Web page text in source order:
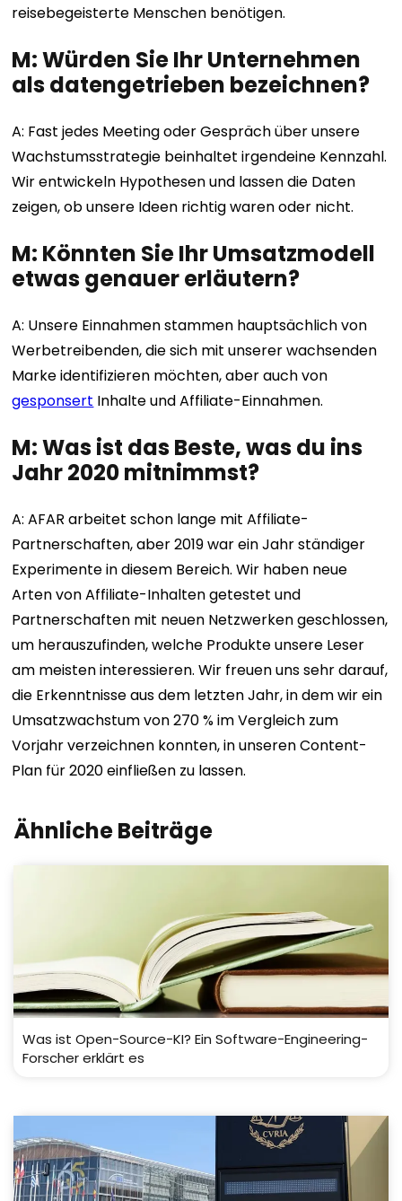
reisebegeisterte Menschen benötigen.
M: Würden Sie Ihr Unternehmen
als datengetrieben bezeichnen?
A: Fast jedes Meeting oder Gespräch über unsere
Wachstumsstrategie beinhaltet irgendeine Kennzahl.
Wir entwickeln Hypothesen und lassen die Daten
zeigen, ob unsere Ideen richtig waren oder nicht.
M: Könnten Sie Ihr Umsatzmodell
etwas genauer erläutern?
A: Unsere Einnahmen stammen hauptsächlich von
Werbetreibenden, die sich mit unserer wachsenden
Marke identifizieren möchten, aber auch von
gesponsert Inhalte und Affiliate-Einnahmen.
M: Was ist das Beste, was du ins
Jahr 2020 mitnimmst?
A: AFAR arbeitet schon lange mit Affiliate-
Partnerschaften, aber 2019 war ein Jahr ständiger
Experimente in diesem Bereich. Wir haben neue
Arten von Affiliate-Inhalten getestet und
Partnerschaften mit neuen Netzwerken geschlossen,
um herauszufinden, welche Produkte unsere Leser
am meisten interessieren. Wir freuen uns sehr darauf,
die Erkenntnisse aus dem letzten Jahr, in dem wir ein
Umsatzwachstum von 270 % im Vergleich zum
Vorjahr verzeichnen konnten, in unseren Content-
Plan für 2020 einfließen zu lassen.
Ähnliche Beiträge
Was ist Open-Source-KI? Ein Software-Engineering-
Forscher erklärt es